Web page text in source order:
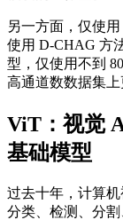
另一方面，仅使
使用 D-CHAG 方
型，仅使用不到
高通道数数据集上
ViT：视觉
基础模型
过去十年，计算
分类、检测、分